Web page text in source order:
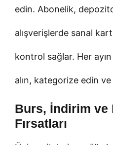
edin. Abonelik,
alışverişlerde sanal
kontrol sağlar. Her
alın, kategorize edin
Burs, İndirim ve
Fırsatları